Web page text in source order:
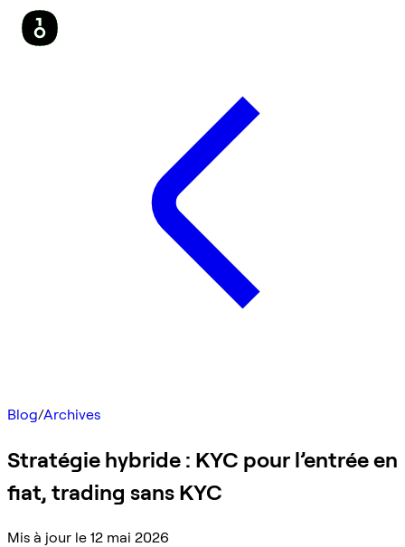
Blog/Archives
Stratégie hybride : KYC pour l’entrée en
fiat, trading sans KYC
Mis à jour le 12 mai 2026